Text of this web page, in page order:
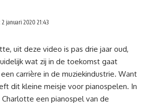
januari 2020 21:43
uit deze video is pas drie jaar oud,
wat zij in de toekomst gaat
carrière in de muziekindustrie. Want
dit kleine meisje voor pianospelen. In
een pianospel van de